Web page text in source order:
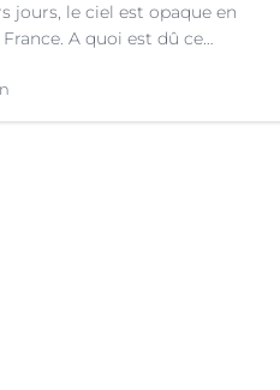
jours, le ciel est opaque en
A quoi est dû ce